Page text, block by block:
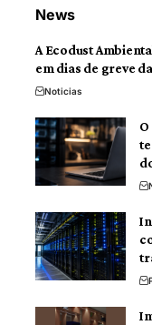
News
A Ecodust
em dias de greve
Noticias